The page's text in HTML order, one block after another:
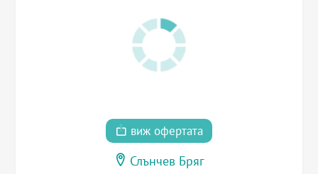
виж офертата
Слънчев Бряг